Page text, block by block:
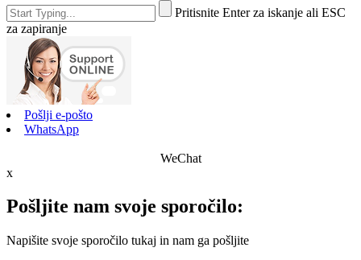
Pritisnite Enter za iskanje ali ESC
za zapiranje
Pošlji e-pošto
WhatsApp
WeChat
x
Pošljite nam svoje sporočilo:
Napišite svoje sporočilo tukaj in nam ga pošljite